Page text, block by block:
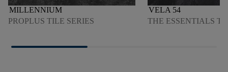
MILLENNIUM
PROPLUS TILE SERIES
VELA 54
THE ESSENTIALS